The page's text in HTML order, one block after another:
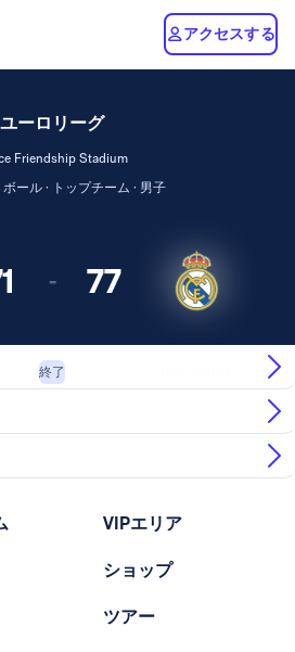
アクセスする
ユーロリーグ
Friendship Stadium
ール · トップチーム · 男子
- 77
終了
VIPエリア
ショップ
ツアー